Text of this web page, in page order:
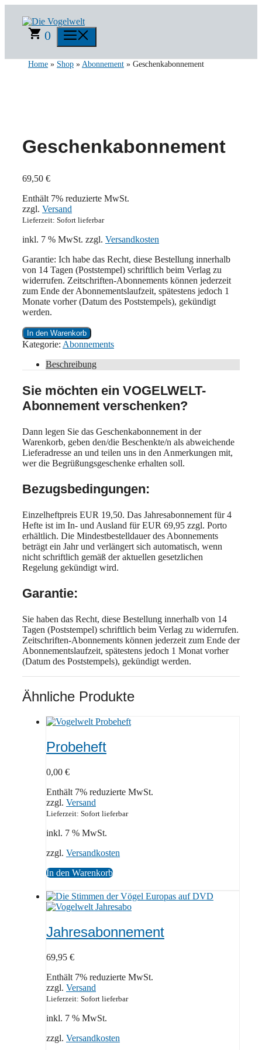
Inhalt
springen
0
Home » Shop » Abonnement » Geschenkabonnement
Geschenkabonnement
69,50 €
Enthält 7% reduzierte MwSt.
zzgl. Versand
Lieferzeit: Sofort lieferbar
inkl. 7 % MwSt. zzgl. Versandkosten
Garantie: Ich habe das Recht, diese Bestellung innerhalb
von 14 Tagen (Poststempel) schriftlich beim Verlag zu
widerrufen. Zeitschriften-Abonnements können jederzeit
zum Ende der Abonnementslaufzeit, spätestens jedoch 1
Monate vorher (Datum des Poststempels), gekündigt
werden.
Geschenkabonnement
Menge
In den Warenkorb
Kategorie: Abonnements
Beschreibung
Sie möchten ein VOGELWELT-
Abonnement verschenken?
Dann legen Sie das Geschenkabonnement in der
Warenkorb, geben den/die Beschenkte/n als abweichende
Lieferadresse an und teilen uns in den Anmerkungen mit,
wer die Begrüßungsgeschenke erhalten soll.
Bezugsbedingungen:
Einzelheftpreis EUR 19,50. Das Jahresabonnement für 4
Hefte ist im In- und Ausland für EUR 69,95 zzgl. Porto
erhältlich. Die Mindestbestelldauer des Abonnements
beträgt ein Jahr und verlängert sich automatisch, wenn
nicht schriftlich gemäß der aktuellen gesetzlichen
Regelung gekündigt wird.
Garantie:
Sie haben das Recht, diese Bestellung innerhalb von 14
Tagen (Poststempel) schriftlich beim Verlag zu widerrufen.
Zeitschriften-Abonnements können jederzeit zum Ende der
Abonnementslaufzeit, spätestens jedoch 1 Monat vorher
(Datum des Poststempels), gekündigt werden.
Ähnliche Produkte
Probeheft
0,00 €
Enthält 7% reduzierte MwSt.
zzgl. Versand
Lieferzeit: Sofort lieferbar
inkl. 7 % MwSt.
zzgl. Versandkosten
In den Warenkorb
Jahresabonnement
69,95 €
Enthält 7% reduzierte MwSt.
zzgl. Versand
Lieferzeit: Sofort lieferbar
inkl. 7 % MwSt.
zzgl. Versandkosten